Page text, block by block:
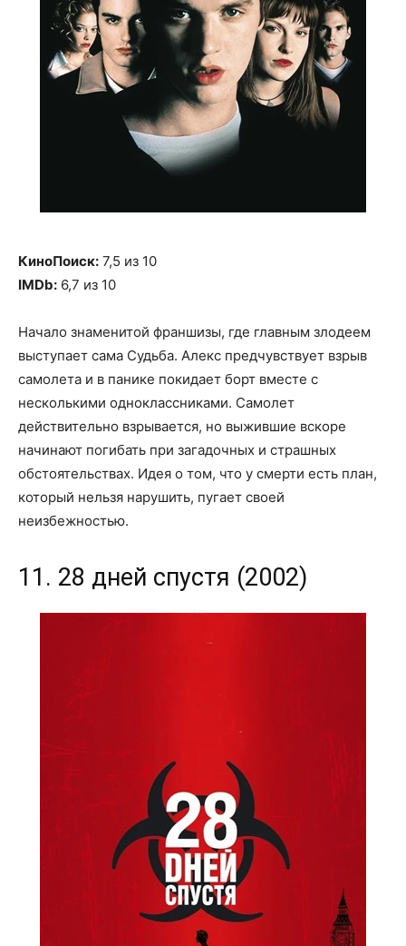
КиноПоиск: 7,5 из 10
IMDb: 6,7 из 10
Начало знаменитой франшизы, где главным злодеем
выступает сама Судьба. Алекс предчувствует взрыв
самолета и в панике покидает борт вместе с
несколькими одноклассниками. Самолет
действительно взрывается, но выжившие вскоре
начинают погибать при загадочных и страшных
обстоятельствах. Идея о том, что у смерти есть план,
который нельзя нарушить, пугает своей
неизбежностью.
11. 28 дней спустя (2002)